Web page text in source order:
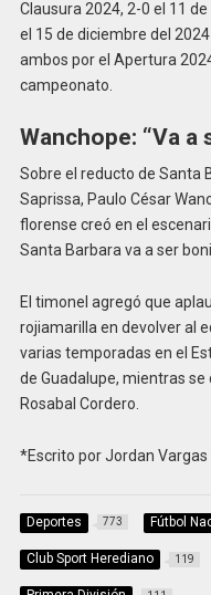
Clausura 2024, 2-0 el 11
el 15 de diciembre del
ambos por el Apertura
campeonato.
Wanchope: “Va a
Sobre el reducto de Santa
Saprissa, Paulo César
florense creó en el
Santa Barbara va a ser
El timonel agregó que
rojiamarilla en devolver al
varias temporadas en el
de Guadalupe, mientras
Rosabal Cordero.
*Escrito por Jordan Vargas
Deportes 773 Fútbol
Club Sport Herediano 119